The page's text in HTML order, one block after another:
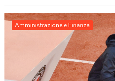
Amministrazione e Finanza